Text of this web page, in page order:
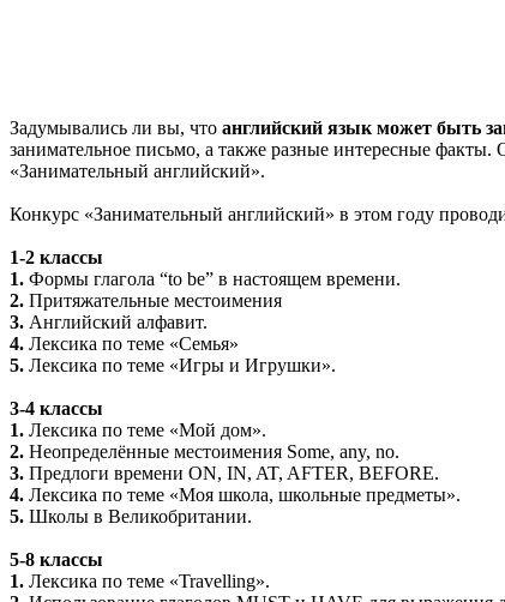
Задумывались ли вы, что английский язык может быть
занимательное письмо, а также разные интересные факты.
«Занимательный английский».
Конкурс «Занимательный английский» в этом году
1-2 классы
1. Формы глагола “to be” в настоящем времени.
2. Притяжательные местоимения
3. Английский алфавит.
4. Лексика по теме «Семья»
5. Лексика по теме «Игры и Игрушки».
3-4 классы
1. Лексика по теме «Мой дом».
2. Неопределённые местоимения Some, any, no.
3. Предлоги времени ON, IN, AT, AFTER, BEFORE.
4. Лексика по теме «Моя школа, школьные предметы».
5. Школы в Великобритании.
5-8 классы
1. Лексика по теме «Travelling».